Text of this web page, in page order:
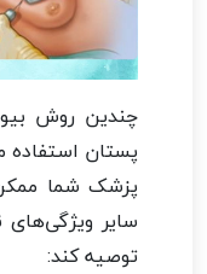
چندین روش
پستان
پزشک شما
سایر
توصیه کند: